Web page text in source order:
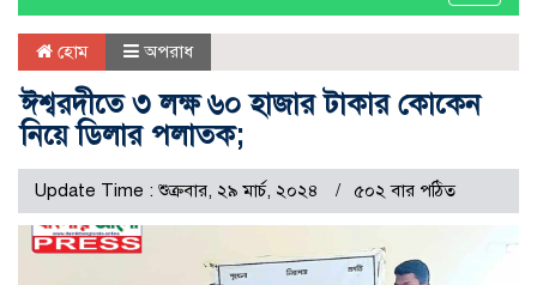
হোম অপরাধ
ঈশ্বরদীতে ৩ লক্ষ ৬০ হাজার টাকার কোকেন
নিয়ে ডিলার পলাতক;
Update Time : শুক্রবার, ২৯ মার্চ, ২০২৪ ৫০২ বার পঠিত